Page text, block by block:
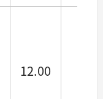
12.00